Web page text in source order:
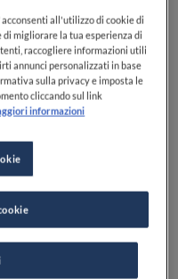
0
all'utilizzo di cookie di
migliorare la tua esperienza di
raccogliere informazioni utili
annunci personalizzati in base
sulla privacy e imposta le
cliccando sul link
informazioni